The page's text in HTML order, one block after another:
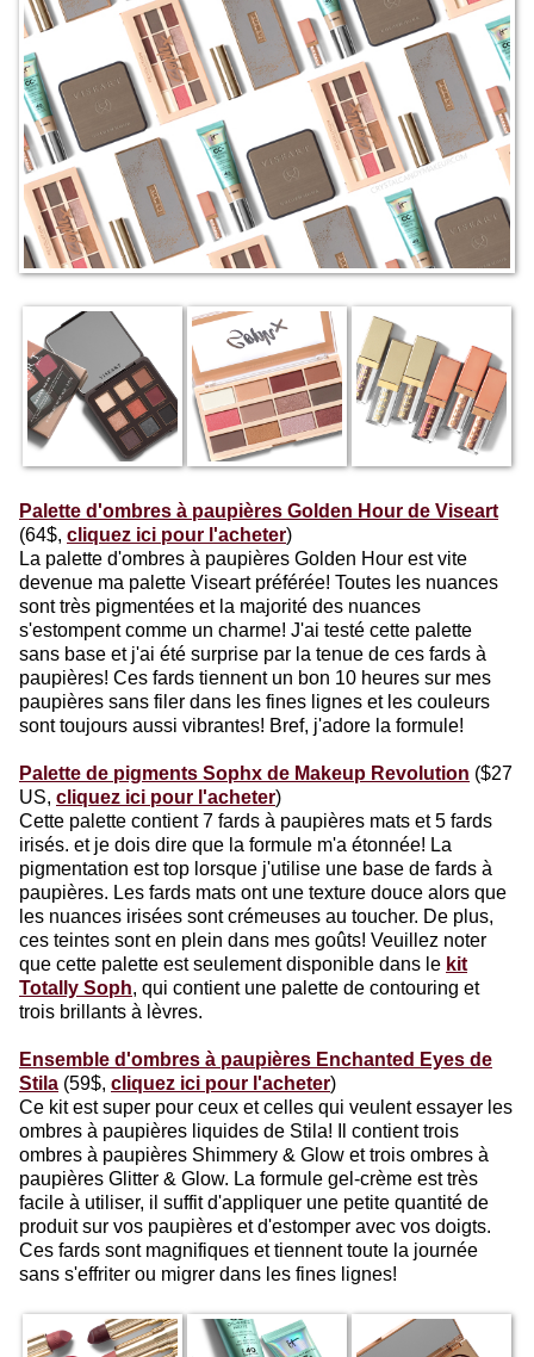
Palette d'ombres à paupières Golden Hour de Viseart
(64$, cliquez ici pour l'acheter)
La palette d'ombres à paupières Golden Hour est vite
devenue ma palette Viseart préférée! Toutes les nuances
sont très pigmentées et la majorité des nuances
s'estompent comme un charme! J'ai testé cette palette
sans base et j'ai été surprise par la tenue de ces fards à
paupières! Ces fards tiennent un bon 10 heures sur mes
paupières sans filer dans les fines lignes et les couleurs
sont toujours aussi vibrantes! Bref, j'adore la formule!
Palette de pigments Sophx de Makeup Revolution ($27
US, cliquez ici pour l'acheter)
Cette palette contient 7 fards à paupières mats et 5 fards
irisés. et je dois dire que la formule m'a étonnée! La
pigmentation est top lorsque j'utilise une base de fards à
paupières. Les fards mats ont une texture douce alors que
les nuances irisées sont crémeuses au toucher. De plus,
ces teintes sont en plein dans mes goûts! Veuillez noter
que cette palette est seulement disponible dans le kit
Totally Soph, qui contient une palette de contouring et
trois brillants à lèvres.
Ensemble d'ombres à paupières Enchanted Eyes de
Stila (59$, cliquez ici pour l'acheter)
Ce kit est super pour ceux et celles qui veulent essayer les
ombres à paupières liquides de Stila! Il contient trois
ombres à paupières Shimmery & Glow et trois ombres à
paupières Glitter & Glow. La formule gel-crème est très
facile à utiliser, il suffit d'appliquer une petite quantité de
produit sur vos paupières et d'estomper avec vos doigts.
Ces fards sont magnifiques et tiennent toute la journée
sans s'effriter ou migrer dans les fines lignes!